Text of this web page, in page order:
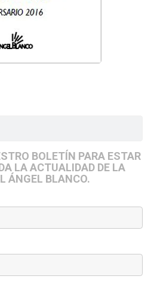
BOLETÍN PARA ESTAR
LA ACTUALIDAD DE LA
ÁNGEL BLANCO.